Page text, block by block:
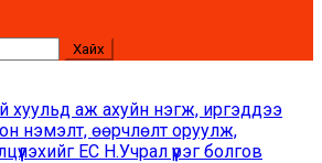
хуульд аж ахуйн нэгж, иргэддээ
нэмэлт, өөрчлөлт оруулж,
ЕС Н.Учрал үүрэг болгов